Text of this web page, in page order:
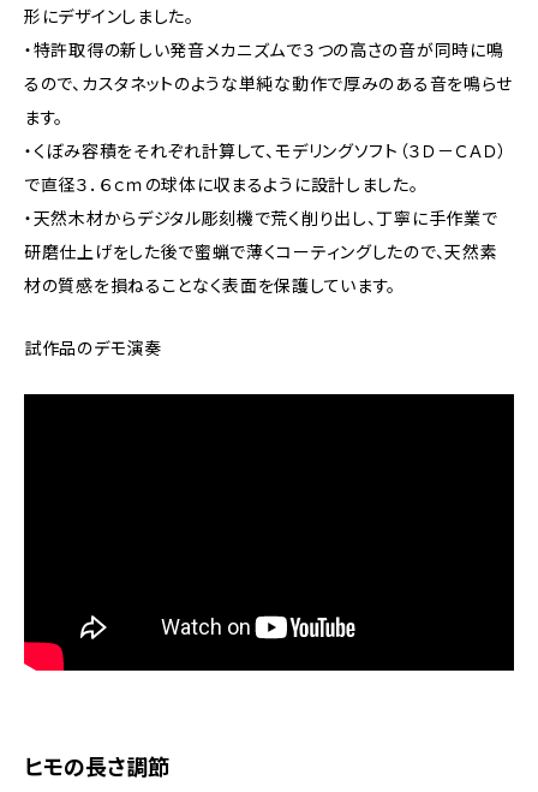
形にデザインしました。
・特許取得の新しい発音メカニズムで３つの高さの音が同時に鳴
るので、カスタネットのような単純な動作で厚みのある音を鳴らせ
ます。
・くぼみ容積をそれぞれ計算して、モデリングソフト（３Ｄ－ＣＡＤ）
で直径３．６ｃｍの球体に収まるように設計しました。
・天然木材からデジタル彫刻機で荒く削り出し、丁寧に手作業で
研磨仕上げをした後で蜜蝋で薄くコーティングしたので、天然素
材の質感を損ねることなく表面を保護しています。
試作品のデモ演奏
ヒモの長さ調節